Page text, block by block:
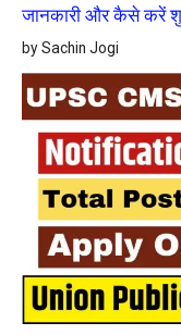
जानकारी और कैसे करें
by Sachin Jogi